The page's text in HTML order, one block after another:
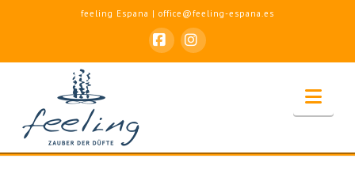
feeling Espana | office@feeling-espana.es
FacebookInstagram